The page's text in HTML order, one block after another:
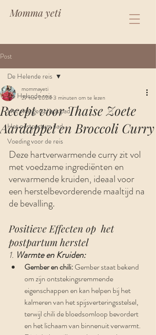
Momma yeti
Post
De Helende reis
Het zwangerschaps pad
Het postpartum pad
Voeding voor de reis
De Helende reis
Recept voor Thaise Zoete
Aardappel en Broccoli Curry
mommayeti
27 nov 20243 minuten om te lezen
Deze hartverwarmende curry zit vol
met voedzame ingrediënten en
verwarmende kruiden, ideaal voor
een herstelbevorderende maaltijd na
de bevalling.
Positieve Effecten op  het
postpartum herstel
1. Warmte en Kruiden:
Gember en chili: Gember staat bekend
om zijn ontstekingsremmende
eigenschappen en kan helpen bij het
kalmeren van het spijsverteringsstelsel,
terwijl chili de bloedsomloop bevordert
en het lichaam van binnenuit verwarmt.